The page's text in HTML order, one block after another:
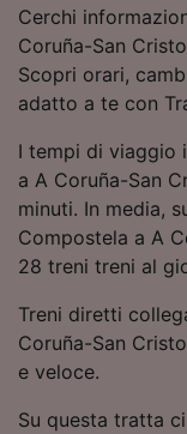
Cerchi
Coruña-San
Scopri orari,
adatto a te con
I tempi di viaggio
a A Coruña-San
minuti. In media,
Compostela a A
28 treni treni al
Treni diretti
Coruña-San
e veloce.
Su questa tratta
Utilizzare
Scansione
dispositivo ai
Archiviare
accedervi.
dei contenuti
pubblico,
Elenco dei